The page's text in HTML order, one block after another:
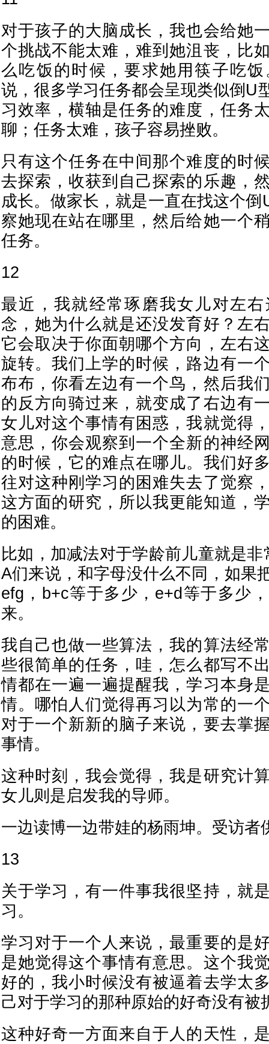
对于孩子的大脑成长，我也会给她
个挑战不能太难，难到她沮丧，比
么吃饭的时候，要求她用筷子吃
说，很多学习任务都会呈现类似倒U
习效率，横轴是任务的难度，任务
聊；任务太难，孩子容易挫败。
只有这个任务在中间那个难度的时
去探索，收获到自己探索的乐趣，
成长。做家长，就是一直在找这个
察她现在站在哪里，然后给她一个
任务。
12
最近，我就经常琢磨我女儿对左
念，她为什么就是还没发育好？左
它会取决于你面朝哪个方向，左右
旋转。我们上学的时候，路边有一
布布，你看左边有一个鸟，然后我
的反方向骑过来，就变成了右边有
女儿对这个事情有困惑，我就觉得
意思，你会观察到一个全新的神经
的时候，它的难点在哪儿。我们好
往对这种刚学习的困难失去了觉察
这方面的研究，所以我更能知道，
的困难。
比如，加减法对于学龄前儿童就是
A们来说，和字母没什么不同，如果
efg，b+c等于多少，e+d等于多少
来。
我自己也做一些算法，我的算法经
些很简单的任务，哇，怎么都写不
情都在一遍一遍提醒我，学习本身
情。哪怕人们觉得再习以为常的一
对于一个新新的脑子来说，要去掌
事情。
这种时刻，我会觉得，我是研究计
女儿则是启发我的导师。
一边读博一边带娃的杨雨坤。受访者
13
关于学习，有一件事我很坚持，就
习。
学习对于一个人来说，最重要的是
是她觉得这个事情有意思。这个我
好的，我小时候没有被逼着去学太
己对于学习的那种原始的好奇没有被
这种好奇一方面来自于人的天性，